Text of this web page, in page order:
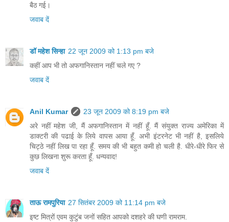
बैठ गई।
जवाब दें
डॉ महेश सिन्हा 22 जून 2009 को 1:13 pm बजे
कहीं आप भी तो अफगानिस्तान नहीं चले गए ?
जवाब दें
Anil Kumar
23 जून 2009 को 8:19 pm बजे
अरे नहीं महेश जी, मैं अफगानिस्तान में नहीं हूँ. मैं संयुक्त राज्य अमेरिका में
डाक्टरी की पढाई के लिये वापस आया हूँ. अभी इंटरनेट भी नहीं है, इसलिये
चिट्ठे नहीं लिख पा रहा हूँ. समय की भी बहुत कमी हो चली है. धीरे-धीरे फिर से
कुछ लिखना शुरू करता हूँ. धन्यवाद!
जवाब दें
ताऊ रामपुरिया 27 सितंबर 2009 को 11:14 pm बजे
इष्ट मित्रों एवम कुटुंब जनों सहित आपको दशहरे की घणी रामराम.